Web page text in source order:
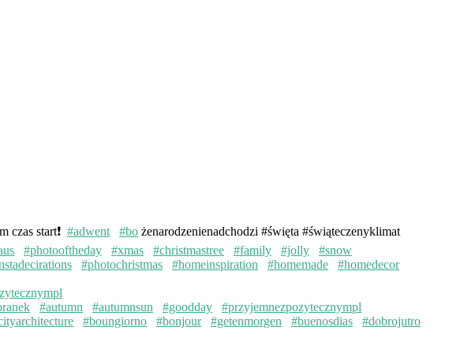
czas start❗️ #adwent #bo żenarodzenienadchodzi #święta #świąteczenyklimat
#photooftheday #xmas #christmastree #family #jolly
#snow
#photochristmas #homeinspiration #homemade
#homedecor
#autumn #autumnsun #goodday
#przyjemnezpozytecznympl
#boungiorno #bonjour #getenmorgen #buenosdias
#dobrojutro